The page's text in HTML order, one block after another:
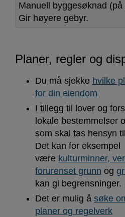
Manuell byggesøknad
Gir høyere gebyr.
Planer, regler og
Du må sjekke hvilke
for din eiendom
I tillegg til lover og
lokale bestemmelser
som skal tas hensyn
Det kan for eksempel
være kulturminner,
forurenset grunn og
kan gi begrensninger.
Det er mulig å søke
planer og regelverk